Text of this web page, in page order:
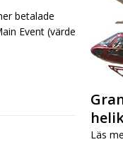
betalade
Event (värde
Läs